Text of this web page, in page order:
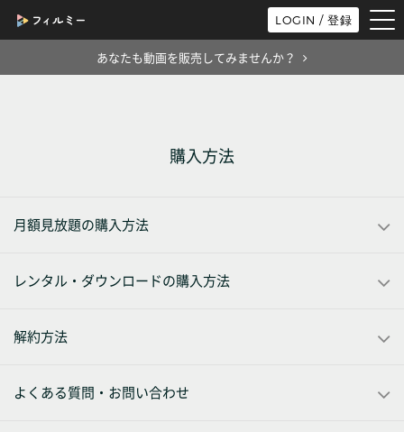
LOGIN / 登録
あなたも動画を販売してみませんか？
購入方法
月額見放題の購入方法
レンタル・ダウンロードの購入方法
解約方法
よくある質問・お問い合わせ